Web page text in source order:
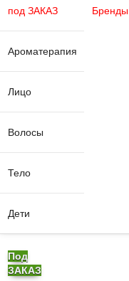
под ЗАКАЗ
Ароматерапия
Лицо
Волосы
Тело
Дети
Бренды
Под
ЗАКАЗ